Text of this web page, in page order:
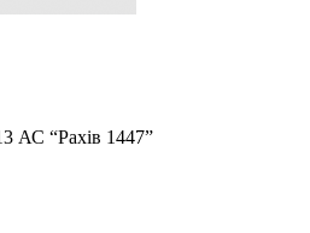
АС “Рахів 1447”